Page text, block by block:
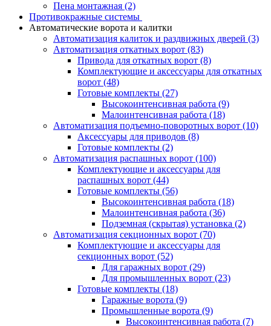
Пена монтажная (2)
Противокражные системы
Автоматические ворота и калитки
Автоматизация калиток и раздвижных дверей (3)
Автоматизация откатных ворот (83)
Привода для откатных ворот (8)
Комплектующие и аксессуары для откатных
ворот (48)
Готовые комплекты (27)
Высокоинтенсивная работа (9)
Малоинтенсивная работа (18)
Автоматизация подъемно-поворотных ворот (10)
Аксессуары для приводов (8)
Готовые комплекты (2)
Автоматизация распашных ворот (100)
Комплектующие и аксессуары для
распашных ворот (44)
Готовые комплекты (56)
Высокоинтенсивная работа (18)
Малоинтенсивная работа (36)
Подземная (скрытая) установка (2)
Автоматизация секционных ворот (70)
Комплектующие и аксессуары для
секционных ворот (52)
Для гаражных ворот (29)
Для промышленных ворот (23)
Готовые комплекты (18)
Гаражные ворота (9)
Промышленные ворота (9)
Высокоинтенсивная работа (7)